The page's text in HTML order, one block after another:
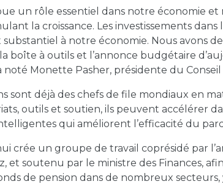
un rôle essentiel dans notre économie et
la croissance. Les investissements
à notre économie. Nous avons
boîte à outils et l’annonce budgétaire
noté Monette Pasher, présidente du Conseil
sont déjà des chefs de file mondiaux en
outils et soutien, ils peuvent accélérer
qui améliorent l’efficacité du
crée un groupe de travail coprésidé par
et soutenu par le ministre des Finances,
de pension dans de nombreux